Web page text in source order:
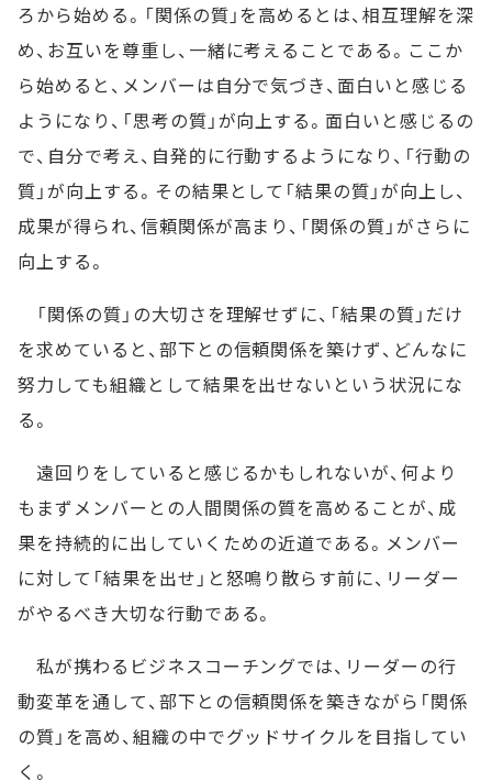
ろから始める。「関係の質」を高めるとは、相互理解を深
め、お互いを尊重し、一緒に考えることである。ここか
ら始めると、メンバーは自分で気づき、面白いと感じる
ようになり、「思考の質」が向上する。面白いと感じるの
で、自分で考え、自発的に行動するようになり、「行動の
質」が向上する。その結果として「結果の質」が向上し、
成果が得られ、信頼関係が高まり、「関係の質」がさらに
向上する。
「関係の質」の大切さを理解せずに、「結果の質」だけ
を求めていると、部下との信頼関係を築けず、どんなに
努力しても組織として結果を出せないという状況にな
る。
遠回りをしていると感じるかもしれないが、何より
もまずメンバーとの人間関係の質を高めることが、成
果を持続的に出していくための近道である。メンバー
に対して「結果を出せ」と怒鳴り散らす前に、リーダー
がやるべき大切な行動である。
私が携わるビジネスコーチングでは、リーダーの行
動変革を通して、部下との信頼関係を築きながら「関係
の質」を高め、組織の中でグッドサイクルを目指してい
く。